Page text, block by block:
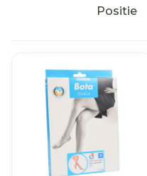
Sorteer op: